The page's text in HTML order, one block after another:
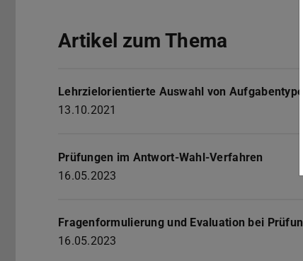
Artikel zum Thema
Lehrzielorientierte Auswahl von Aufgabentypen
13.10.2021
Prüfungen im Antwort-Wahl-Verfahren
16.05.2023
Fragenformulierung und Evaluation bei
16.05.2023